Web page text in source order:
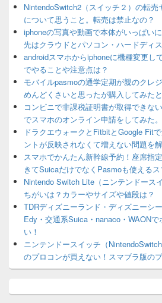
NintendoSwitch2（スイッチ２）の転
について思うこと。転売は禁止なの？
iphoneの写真や動画で本体がいっぱい
先はクラウドとパソコン・ハードディ
androidスマホからiphoneに機種変更し
でやることや注意点は？
モバイルpasmoの通学定期が親のクレ
めんどくさいと思ったが購入してみた
コンビニで非課税証明書が取得できな
でスマホのオンライン申請をしてみた
ドラクエウォークとFitbitとGoogle Fit
ントが反映されなくて増えない問題を
スマホでかんたん新幹線予約！座席指
きてSuicaだけでなくPasmoも使える
Nintendo Switch Lite（ニンテンドース
ちがいは？カラーやサイズや値段は？
TDRディズニーランド・ディズニーシ
Edy・交通系Suica・nanaco・WAON
い！
ニンテンドースイッチ（
のプロコンが買えない！スマブラ版の